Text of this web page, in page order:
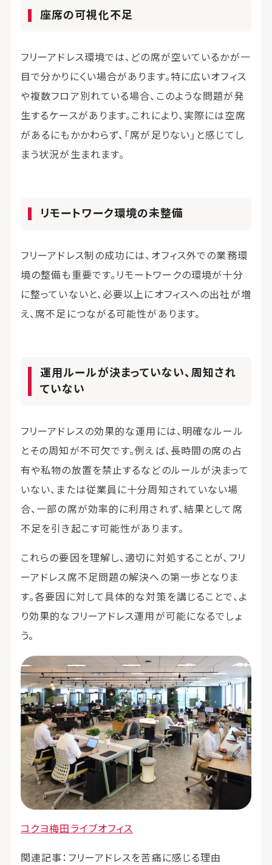
座席の可視化不足
フリーアドレス環境では、どの席が空いているかが一
目で分かりにくい場合があります。特に広いオフィス
や複数フロア別れている場合、このような問題が発
生するケースがあります。これにより、実際には空席
があるにもかかわらず、「席が足りない」と感じてし
まう状況が生まれます。
リモートワーク環境の未整備
フリーアドレス制の成功には、オフィス外での業務環
境の整備も重要です。リモートワークの環境が十分
に整っていないと、必要以上にオフィスへの出社が増
え、席不足につながる可能性があります。
運用ルールが決まっていない、周知され
ていない
フリーアドレスの効果的な運用には、明確なルール
とその周知が不可欠です。例えば、長時間の席の占
有や私物の放置を禁止するなどのルールが決まって
いない、または従業員に十分周知されていない場
合、一部の席が効率的に利用されず、結果として席
不足を引き起こす可能性があります。
これらの要因を理解し、適切に対処することが、フリ
ーアドレス席不足問題の解決への第一歩となりま
す。各要因に対して具体的な対策を講じることで、よ
り効果的なフリーアドレス運用が可能になるでしょ
う。
コクヨ梅田ライブオフィス
関連記事：フリーアドレスを苦痛に感じる理由